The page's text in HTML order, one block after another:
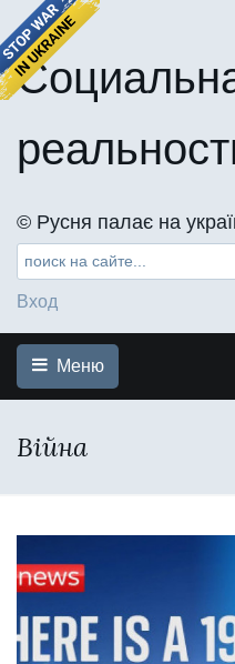
©️ Русня палає на
Вход
Меню
Війна